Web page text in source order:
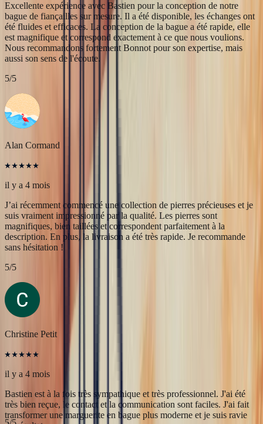
Alan Cormand
il y a 4 mois
J’ai récemment commencé une collection de pierres précieuses et je
suis vraiment impressionné par la qualité. Les pierres sont
magnifiques, bien taillées et correspondent parfaitement à la
description. En plus, la livraison a été très rapide. Je recommande
sans hésitation !
Christine Petit
il y a 4 mois
Bastien est à la fois très sympathique et très professionnel. J'ai été
très bien reçue, le contact et la communication sont faciles. J'ai fait
transformer une marguerite en bague plus moderne et je suis ravie
du résultat.
5/5
Yac ine